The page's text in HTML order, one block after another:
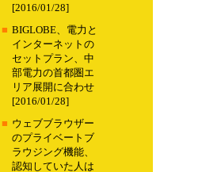
[2016/01/28]
■ BIGLOBE、電力と
インターネットの
セットプラン、中
部電力の首都圏エ
リア展開に合わせ
[2016/01/28]
■ ウェブブラウザー
のプライベートブ
ラウジング機能、
認知していた人は